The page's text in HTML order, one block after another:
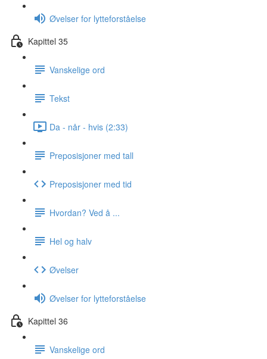
Øvelser for lytteforståelse
Kapittel 35
Vanskelige ord
Tekst
Da - når - hvis (2:33)
Preposisjoner med tall
Preposisjoner med tid
Hvordan? Ved å ...
Hel og halv
Øvelser
Øvelser for lytteforståelse
Kapittel 36
Vanskelige ord